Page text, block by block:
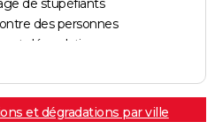
de stupéfiants
des personnes
et dégradations
et dégradations par ville